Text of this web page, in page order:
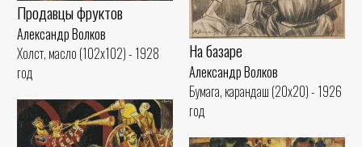
Продавцы фруктов
Александр Волков
Холст, масло (102x102) - 1928
год
На базаре
Александр Волков
Бумага, карандаш (20x20) - 1926
год